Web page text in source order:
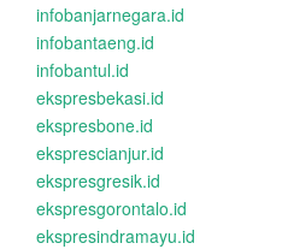
infobanjarnegara.id
infobantaeng.id
infobantul.id
ekspresbekasi.id
ekspresbone.id
eksprescianjur.id
ekspresgresik.id
ekspresgorontalo.id
ekspresindramayu.id